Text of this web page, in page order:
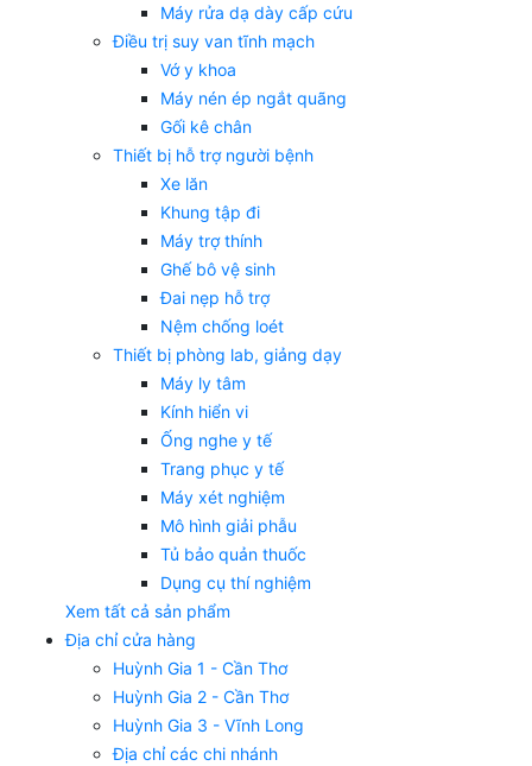
Máy rửa dạ dày cấp cứu
Điều trị suy van tĩnh mạch
Vớ y khoa
Máy nén ép ngắt quãng
Gối kê chân
Thiết bị hỗ trợ người bệnh
Xe lăn
Khung tập đi
Máy trợ thính
Ghế bô vệ sinh
Đai nẹp hỗ trợ
Nệm chống loét
Thiết bị phòng lab, giảng dạy
Máy ly tâm
Kính hiển vi
Ống nghe y tế
Trang phục y tế
Máy xét nghiệm
Mô hình giải phẫu
Tủ bảo quản thuốc
Dụng cụ thí nghiệm
Xem tất cả sản phẩm
Địa chỉ cửa hàng
Huỳnh Gia 1 - Cần Thơ
Huỳnh Gia 2 - Cần Thơ
Huỳnh Gia 3 - Vĩnh Long
Địa chỉ các chi nhánh